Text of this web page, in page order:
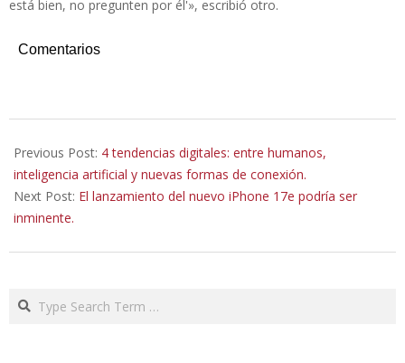
está bien, no pregunten por él'», escribió otro.
Comentarios
02-
02
Previous Post: 4 tendencias digitales: entre humanos,
inteligencia artificial y nuevas formas de conexión.
Next Post: El lanzamiento del nuevo iPhone 17e podría ser
inminente.
Search